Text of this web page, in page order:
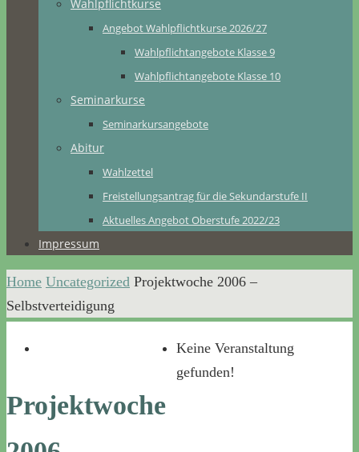
Wahlpflichtkurse
Angebot Wahlpflichtkurse 2026/27
Wahlpflichtangebote Klasse 9
Wahlpflichtangebote Klasse 10
Seminarkurse
Seminarkursangebote
Abitur
Wahlzettel
Freistellungsantrag für die Sekundarstufe II
Aktuelles Angebot Oberstufe 2022/23
Impressum
Home Uncategorized Projektwoche 2006 –
Selbstverteidigung
Projektwoche
Keine Veranstaltung
gefunden!